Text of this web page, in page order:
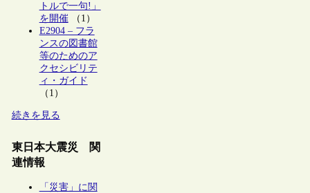
トルで一句!」
を開催（1）
E2904 – フラ
ンスの図書館
等のためのア
クセシビリテ
ィ・ガイド
（1）
続きを見る
東日本大震災 関
連情報
「災害」に関